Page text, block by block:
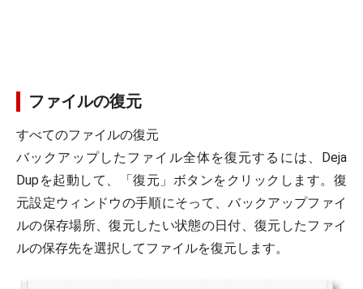
ファイルの復元
すべてのファイルの復元
バックアップしたファイル全体を復元するには、Deja
Dupを起動して、「復元」ボタンをクリックします。復
元設定ウィンドウの手順にそって、バックアップファイ
ルの保存場所、復元したい状態の日付、復元したファイ
ルの保存先を選択してファイルを復元します。